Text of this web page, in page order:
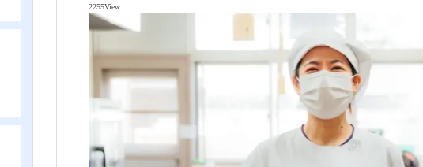
2255View